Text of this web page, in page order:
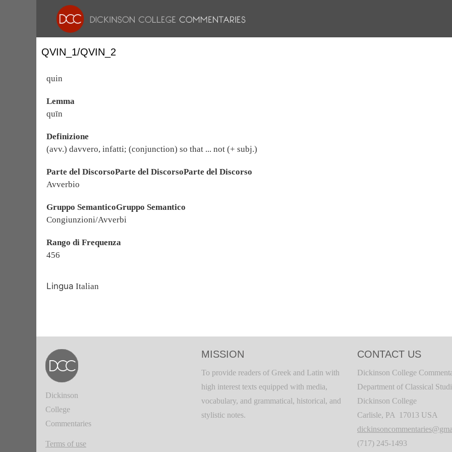
QVIN_1/QVIN_2
quin
Lemma
quīn
Definizione
(avv.) davvero, infatti; (conjunction) so that ... not (+ subj.)
Parte del DiscorsoParte del DiscorsoParte del Discorso
Avverbio
Gruppo SemanticoGruppo Semantico
Congiunzioni/Avverbi
Rango di Frequenza
456
Lingua Italian
Dickinson
College
Commentaries
Terms of use
MISSION
To provide readers of Greek and Latin with
high interest texts equipped with media,
vocabulary, and grammatical, historical, and
stylistic notes.
CONTACT US
Dickinson College
Department of Classical
Dickinson College
Carlisle, PA 17013 USA
(717) 245-1493